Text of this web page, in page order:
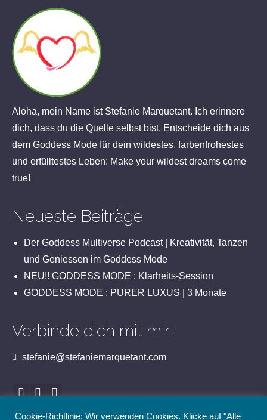
Aloha, mein Name ist Stefanie Marquetant. Ich erinnere
dich, dass du die Quelle selbst bist. Entscheide dich aus
dem Goddess Mode für dein wildestes, farbenfrohestes
und erfülltestes Leben: Make your wildest dreams come
true!
Neueste Beiträge
Der Goddess Multiverse Podcast | Kreativität, Tanzen
und Geniessen im Goddess Mode
NEU!! GODDESS MODE : Klarheits-Session
GODDESS MODE : PURER LUXUS | 3 Monate
Verbinde dich mit mir!
stefanie@stefaniemarquetant.com
Cookie-Richtlinie: Wir verwenden Cookies. Klicke auf "Alle